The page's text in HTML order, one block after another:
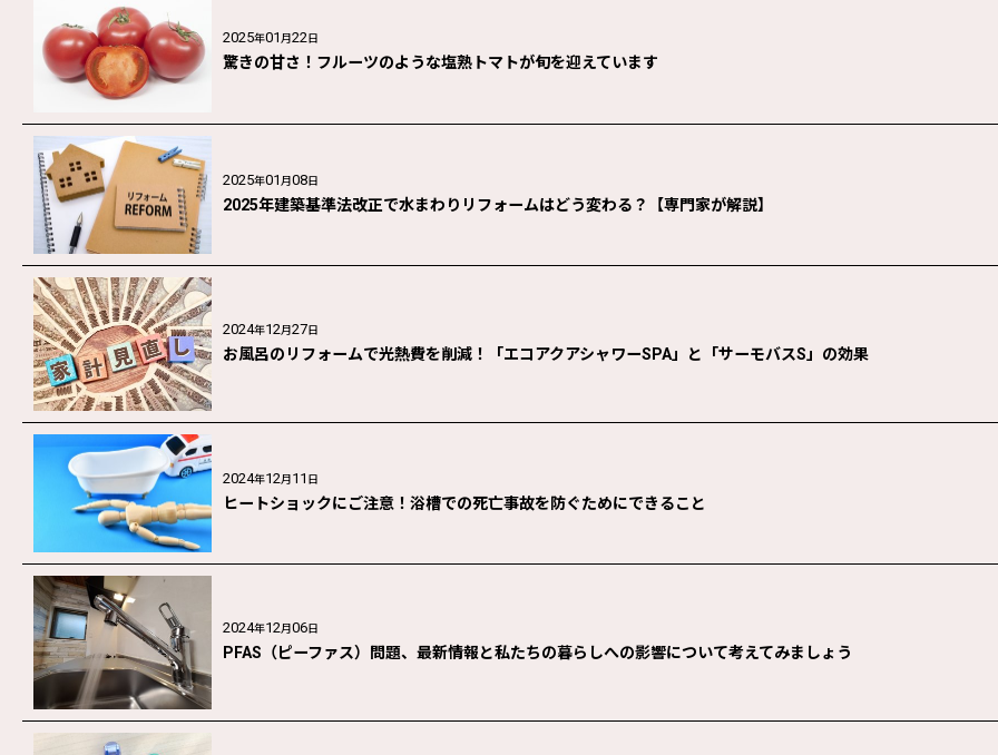
2025年01月22日
驚きの甘さ！フルーツのような塩熟トマトが旬を迎えています
2025年01 月08日
2025年建築基準法改正で水まわりリフォームはどう変わる？【専門家が解説】
2024年12月27日
お風呂のリフォームで光熱費を削減！「エコアクアシャワーSPA」と「サーモバスS」の効果
2024年12月 11 日
ヒートショックにご注意！浴槽での死亡事故を防ぐためにできること
2024年12月06日
PFAS（ピーファス）問題、最新情報と私たちの暮らしへの影響について考えてみましょう